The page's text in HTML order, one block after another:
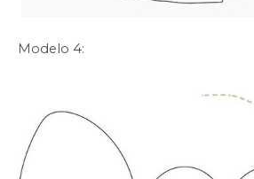
Modelo 4: